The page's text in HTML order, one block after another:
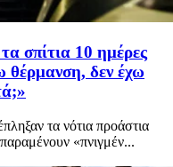
σπίτια 10 ημέρες
θέρμανση, δεν έχω
τα νότια προάστια
«πνιγμέν...